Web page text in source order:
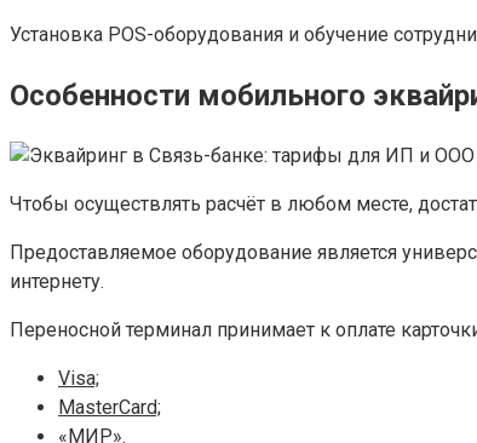
Установка POS-оборудования и обучение
Особенности мобильного
Чтобы осуществлять расчёт в любом месте,
Предоставляемое оборудование является
интернету.
Переносной терминал принимает к оплате
Visa;
MasterCard;
«МИР».